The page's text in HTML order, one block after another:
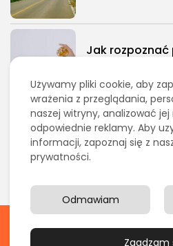
Jak rozpoznać
perfumy?
Jakie są
alkoholu...
PUBLIKACJA:
publikowane w serwisie są
Używamy pliki cookie, aby
wrażenia z przeglądania,
naszej witryny, analizować
odpowiednie reklamy. Aby
informacji, zapoznaj się z
prywatności.
Zgadzam
Odmawiam